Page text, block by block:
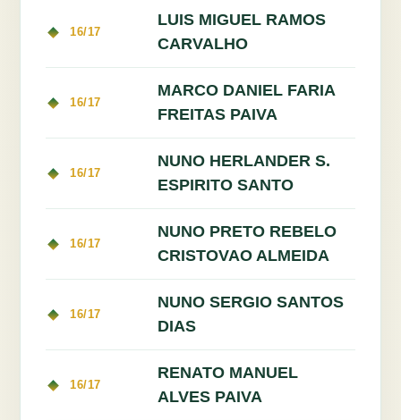
16/17
LUIS MIGUEL RAMOS
CARVALHO
16/17
MARCO DANIEL FARIA
FREITAS PAIVA
16/17
NUNO HERLANDER S.
ESPIRITO SANTO
16/17
NUNO PRETO REBELO
CRISTOVAO ALMEIDA
16/17
NUNO SERGIO SANTOS
DIAS
16/17
RENATO MANUEL
ALVES PAIVA